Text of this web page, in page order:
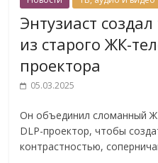
Энтузиаст
из старого ЖК-
проектора
05.03.2025
Он объединил сломанный
DLP-проектор, чтобы
контрастностью,